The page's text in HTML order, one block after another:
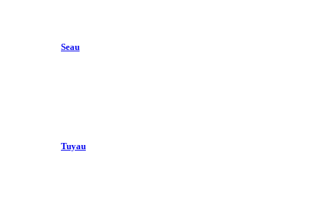
Seau
Tuyau